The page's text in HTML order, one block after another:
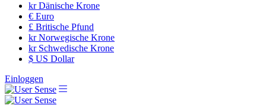
krDänische Krone
€ Euro
£ Britische Pfund
krNorwegische Krone
krSchwedische Krone
$ US Dollar
Einloggen